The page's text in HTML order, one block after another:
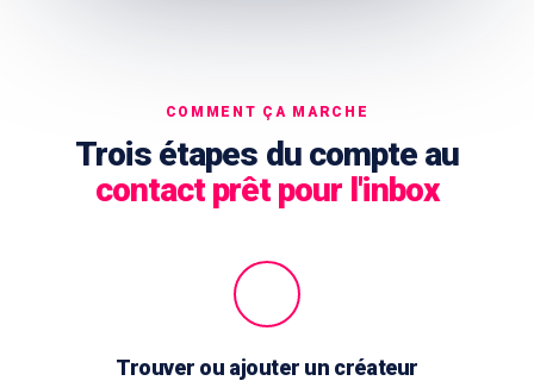
COMMENT ÇA MARCHE
Trois étapes du compte au
contact prêt pour l'inbox
Trouver ou ajouter un créateur